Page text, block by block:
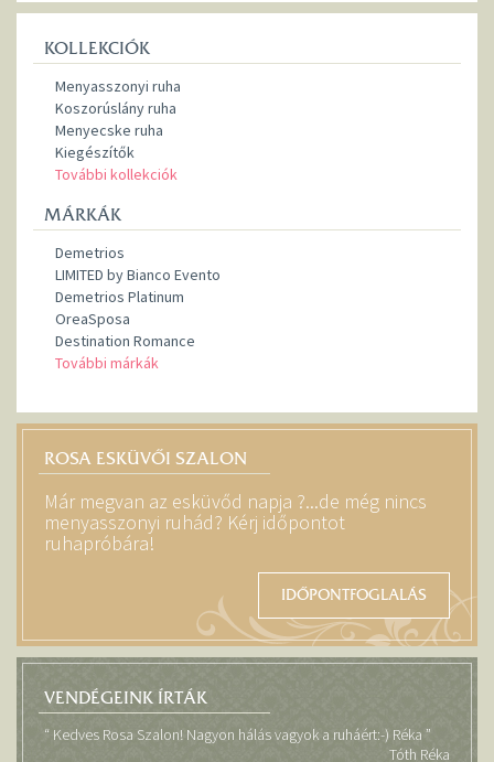
KOLLEKCIÓK
Menyasszonyi ruha
Koszorúslány ruha
Menyecske ruha
Kiegészítők
További kollekciók
MÁRKÁK
Demetrios
LIMITED by Bianco Evento
Demetrios Platinum
OreaSposa
Destination Romance
További márkák
ROSA ESKÜVŐI SZALON
Már megvan az esküvőd napja ?...de még nincs
menyasszonyi ruhád? Kérj időpontot
ruhapróbára!
IDŐPONTFOGLALÁS
VENDÉGEINK ÍRTÁK
“ Kedves Rosa Szalon! Nagyon hálás vagyok a ruháért:-) Réka ”
Tóth Réka